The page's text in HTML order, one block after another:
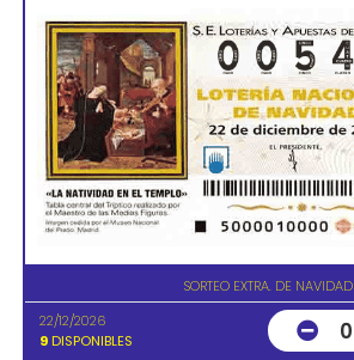
SORTEO EXTRA. DE NAVIDAD
22/12/2026
9 DISPONIBLES 0